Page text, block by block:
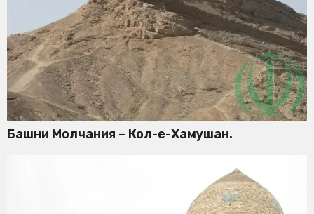
Башни Молчания – Кол-е-Хамушан.